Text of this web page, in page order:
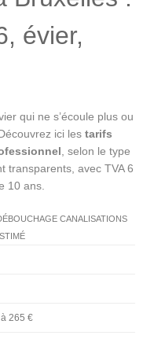
évier,
qui ne s’écoule plus ou
ici lestarifs
, selon le type
transparents, avec TVA 6
10 ans.
CANALISATIONS
265 €